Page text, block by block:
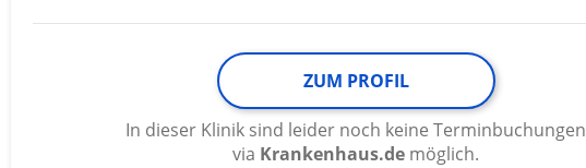
ZUM PROFIL
In dieser Klinik sind leider noch keine Terminbuchungen
via Krankenhaus.de möglich.